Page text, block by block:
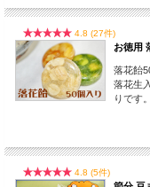
4.8 (27件)
お徳用
落花飴
落花生
りです。
4.8 (5件)